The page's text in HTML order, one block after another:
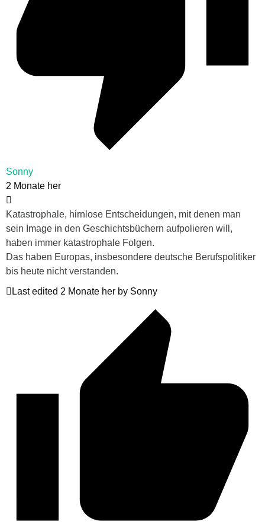
Sonny
2 Monate her
Katastrophale, hirnlose Entscheidungen, mit denen man
sein Image in den Geschichtsbüchern aufpolieren will,
haben immer katastrophale Folgen.
Das haben Europas, insbesondere deutsche Berufspolitiker
bis heute nicht verstanden.
Last edited 2 Monate her by Sonny